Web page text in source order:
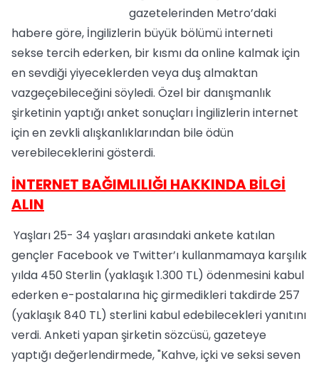
gazetelerinden Metro’daki
habere göre, İngilizlerin büyük bölümü interneti
sekse tercih ederken, bir kısmı da online kalmak için
en sevdiği yiyeceklerden veya duş almaktan
vazgeçebileceğini söyledi. Özel bir danışmanlık
şirketinin yaptığı anket sonuçları İngilizlerin internet
için en zevkli alışkanlıklarından bile ödün
verebileceklerini gösterdi.
İNTERNET BAĞIMLILIĞI HAKKINDA BİLGİ
ALIN
Yaşları 25- 34 yaşları arasındaki ankete katılan
gençler Facebook ve Twitter’ı kullanmamaya karşılık
yılda 450 Sterlin (yaklaşık 1.300 TL) ödenmesini kabul
ederken e-postalarına hiç girmedikleri takdirde 257
(yaklaşık 840 TL) sterlini kabul edebilecekleri yanıtını
verdi. Anketi yapan şirketin sözcüsü, gazeteye
yaptığı değerlendirmede, "Kahve, içki ve seksi seven